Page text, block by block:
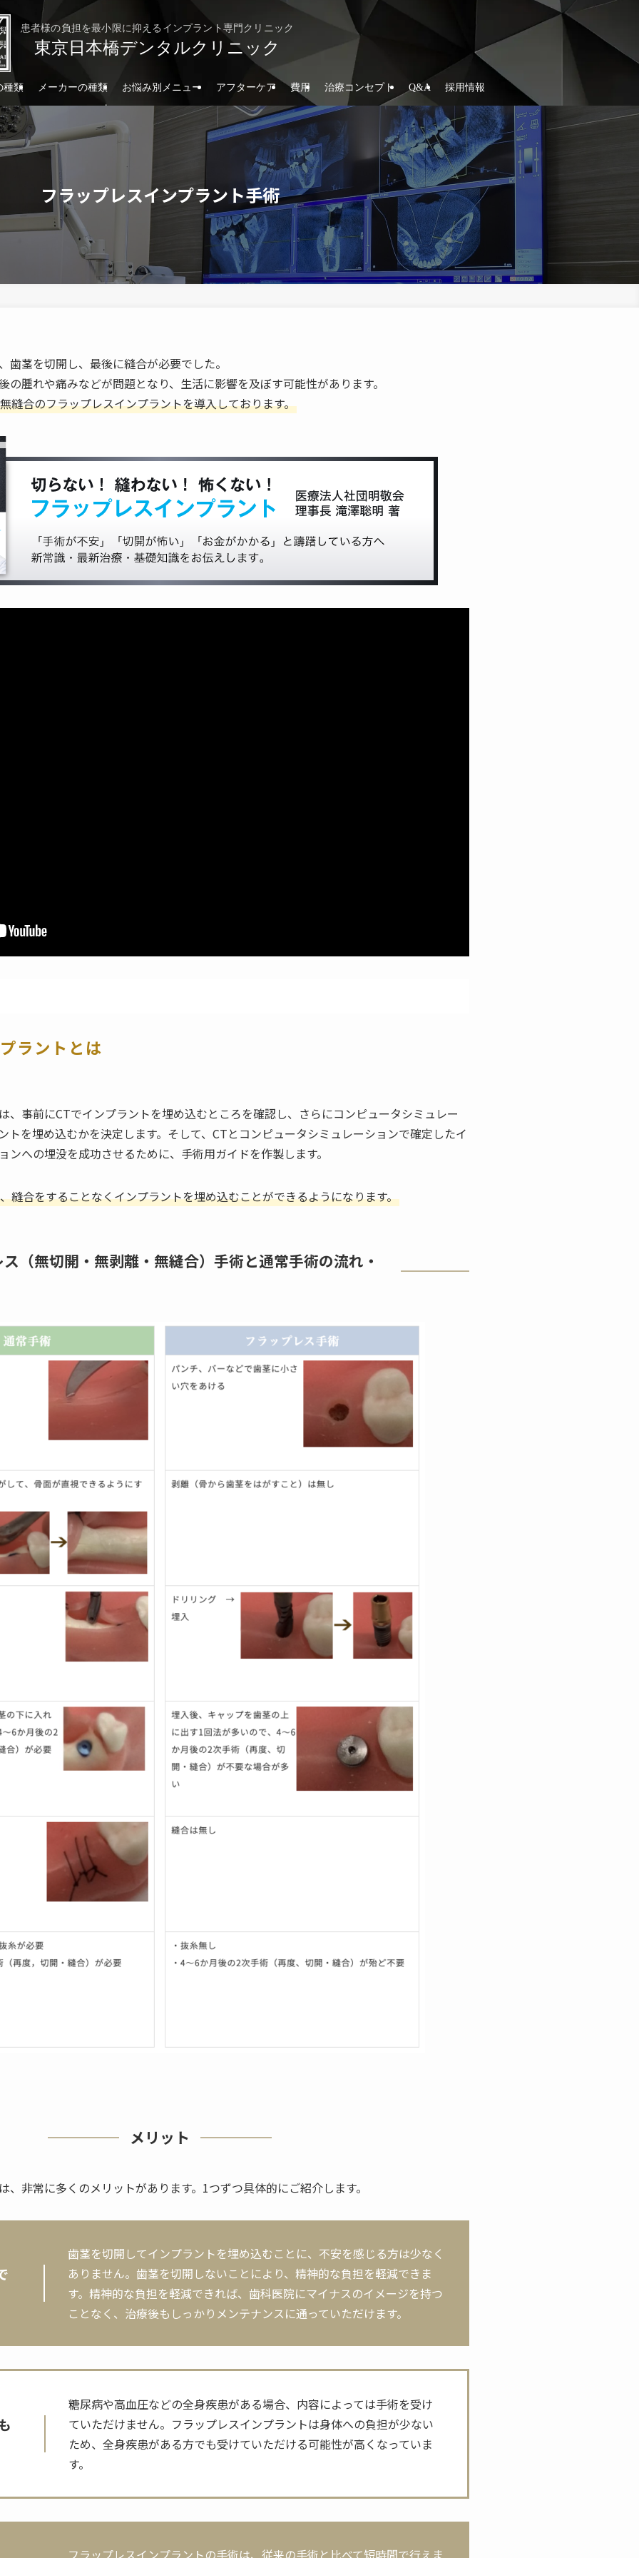
患者様の負担を最小限に抑えるインプラント専門クリニック
東京日本橋デンタルクリニック
種類 メーカーの種類 お悩み別メニュー アフターケア 費用 治療コンセプト Q&A 採用情報
フラップレスインプラント手術
歯茎を切開し、最後に縫合が必要でした。
の腫れや痛みなどが問題となり、生活に影響を及ぼす可能性があります。
縫合のフラップレスインプラントを導入しております。
ラントとは
、事前にCTでインプラントを埋め込むところを確認し、さらにコンピュータシミュレー
トを埋め込むかを決定します。そして、CTとコンピュータシミュレーションで確定したイ
ンへの埋没を成功させるために、手術用ガイドを作製します。
縫合をすることなくインプラントを埋め込むことができるようになります。
（無切開・無剥離・無縫合）手術と通常手術の流れ・
メリット
、非常に多くのメリットがあります。1つずつ具体的にご紹介します。
歯茎を切開してインプラントを埋め込むことに、不安を感じる方は少なく
ありません。歯茎を切開しないことにより、精神的な負担を軽減できま
す。精神的な負担を軽減できれば、歯科医院にマイナスのイメージを持つ
ことなく、治療後もしっかりメンテナンスに通っていただけます。
糖尿病や高血圧などの全身疾患がある場合、内容によっては手術を受け
ていただけません。フラップレスインプラントは身体への負担が少ない
ため、全身疾患がある方でも受けていただける可能性が高くなっていま
す。
フラップレスインプラントの手術は、従来の手術と比べて短時間で行えま